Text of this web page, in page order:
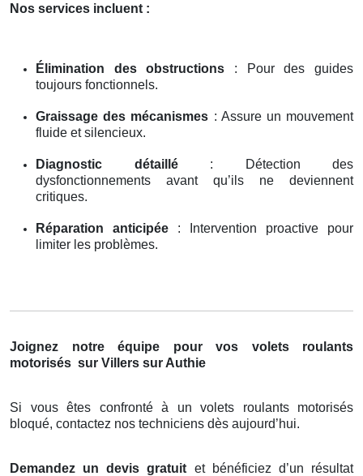
Nos services incluent :
Élimination des obstructions : Pour des guides
toujours fonctionnels.
Graissage des mécanismes : Assure un mouvement
fluide et silencieux.
Diagnostic détaillé: Détection des
dysfonctionnements avant qu’ils ne deviennent
critiques.
Réparation anticipée : Intervention proactive pour
limiter les problèmes.
Joignez notre équipe pour vos volets roulants
motorisés sur Villers sur Authie
Si vous êtes confronté à un volets roulants motorisés
bloqué, contactez nos techniciens dès aujourd’hui.
Demandez un devis gratuit et bénéficiez d’un résultat